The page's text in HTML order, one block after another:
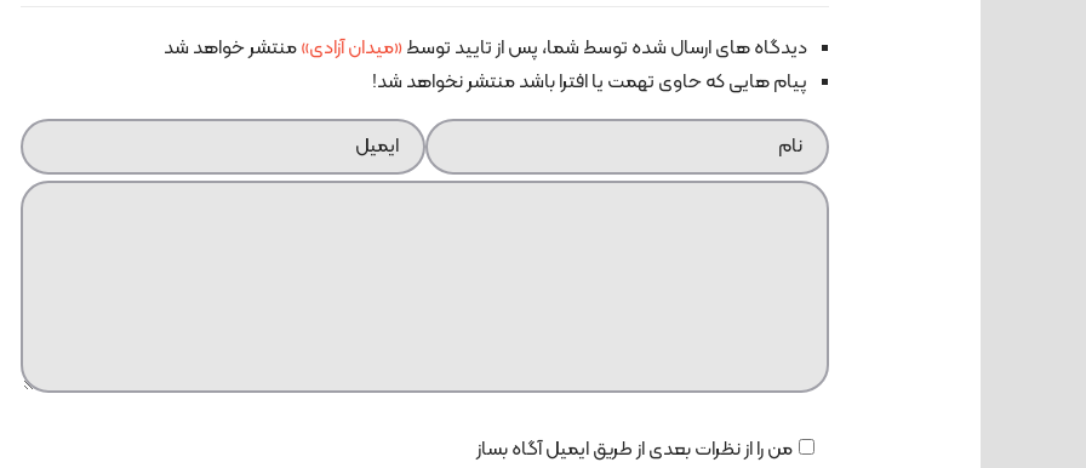
دیدگاه های ارسال شده توسط شما، پس از تایید توسط«میدان آزادی»منتشر خواهد شد
پیام هایی که حاوی تهمت یا افترا باشد منتشر نخواهد شد!
من را از نظرات بعدی از طریق ایمیل آگاه بساز